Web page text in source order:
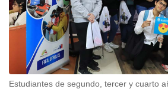
Estudiantes de segundo, tercer y cuarto